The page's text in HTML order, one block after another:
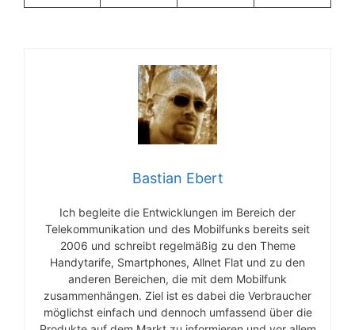
Bastian Ebert
Ich begleite die Entwicklungen im Bereich der
Telekommunikation und des Mobilfunks bereits seit
2006 und schreibt regelmäßig zu den Theme
Handytarife, Smartphones, Allnet Flat und zu den
anderen Bereichen, die mit dem Mobilfunk
zusammenhängen. Ziel ist es dabei die Verbraucher
möglichst einfach und dennoch umfassend über die